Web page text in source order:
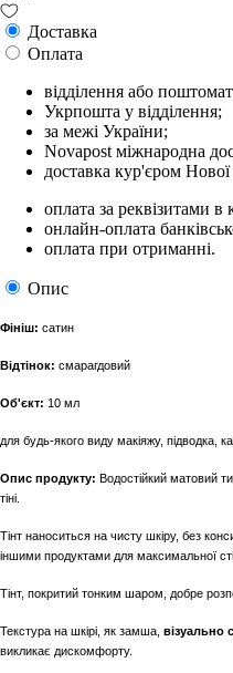
Доставка
Оплата
відділення або
Укрпошта у відділення;
за межі України;
Novapost міжнародна
доставка кур'єром
оплата за реквізитами в
онлайн-оплата
оплата при отриманні.
Опис
Фініш: сатин
Відтінок: смарагдовий
Об'єкт: 10 мл
для будь-якого виду макіяжу, підводка,
Опис продукту: Водостійкий матовий
тіні.
Тінт наноситься на чисту шкіру, без
іншими продуктами для максимальної
Тінт, покритий тонким шаром, добре
Текстура на шкірі, як замша, візуально
викликає дискомфорту.